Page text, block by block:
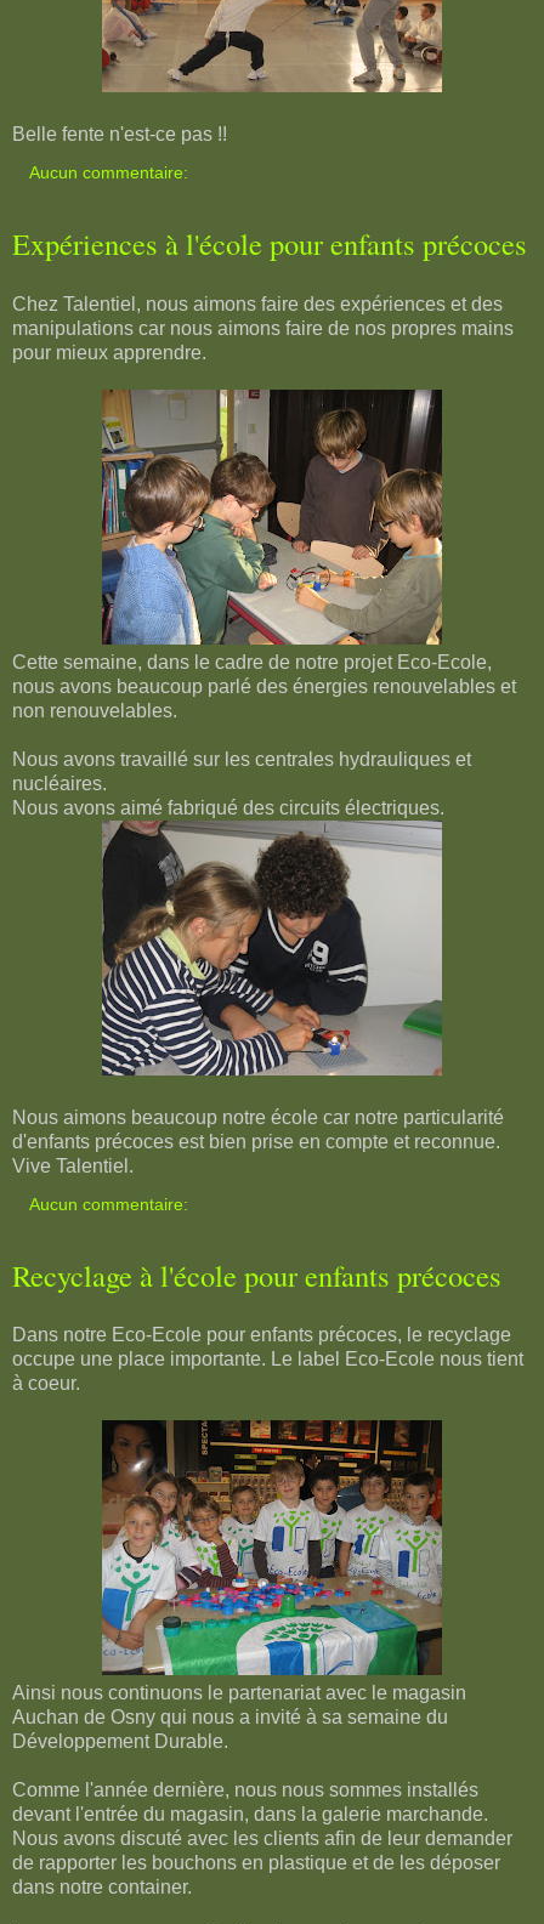
Belle fente n'est-ce pas !!
Aucun commentaire:
Expériences à l'école pour enfants précoces
Chez Talentiel, nous aimons faire des expériences et des
manipulations car nous aimons faire de nos propres mains
pour mieux apprendre.
Cette semaine, dans le cadre de notre projet Eco-Ecole,
nous avons beaucoup parlé des énergies renouvelables et
non renouvelables.
Nous avons travaillé sur les centrales hydrauliques et
nucléaires.
Nous avons aimé fabriqué des circuits électriques.
Nous aimons beaucoup notre école car notre particularité
d'enfants précoces est bien prise en compte et reconnue.
Vive Talentiel.
Aucun commentaire:
Recyclage à l'école pour enfants précoces
Dans notre Eco-Ecole pour enfants précoces, le recyclage
occupe une place importante. Le label Eco-Ecole nous tient
à coeur.
Ainsi nous continuons le partenariat avec le magasin
Auchan de Osny qui nous a invité à sa semaine du
Développement Durable.
Comme l'année dernière, nous nous sommes installés
devant l'entrée du magasin, dans la galerie marchande.
Nous avons discuté avec les clients afin de leur demander
de rapporter les bouchons en plastique et de les déposer
dans notre container.